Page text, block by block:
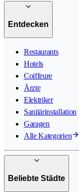
Entdecken
Restaurants
Hotels
Coiffeure
Ärzte
Elektriker
Sanitärinstallation
Garagen
Alle Kategorien
Beliebte Städte